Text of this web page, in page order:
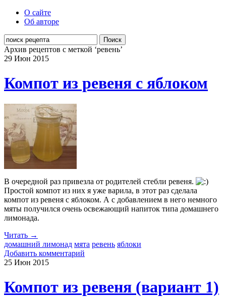
О сайте
Об авторе
Поиск
Архив рецептов с меткой ‘ревень’
29 Июн 2015
Компот из ревеня с яблоком
В очередной раз привезла от родителей стебли ревеня.
Простой компот из них я уже варила, в этот раз сделала
компот из ревеня с яблоком. А с добавлением в него немного
мяты получился очень освежающий напиток типа домашнего
лимонада.
Читать →
домашний лимонад мята ревень яблоки
Добавить комментарий
25 Июн 2015
Компот из ревеня (вариант 1)